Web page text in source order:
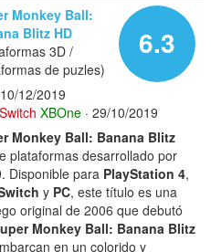
6.3
Monkey Ball:
Blitz HD
3D /
de puzles)
10/12/2019
Switch XBOne · 29/10/2019
Monkey Ball: Banana Blitz
plataformas desarrollado por
Disponible para PlayStation 4,
y PC, este título es una
original de 2006 que debutó
Monkey Ball: Banana Blitz
en un colorido y